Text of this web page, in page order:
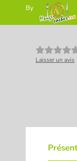
By
Laisser un avis